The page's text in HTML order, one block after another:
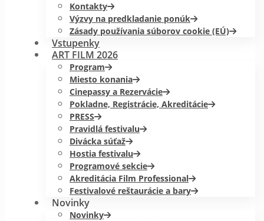
Kontakty
Výzvy na predkladanie ponúk
Zásady používania súborov cookie (EÚ)
Vstupenky
ART FILM 2026
Program
Miesto konania
Cinepassy a Rezervácie
Pokladne, Registrácie, Akreditácie
PRESS
Pravidlá festivalu
Divácka súťaž
Hostia festivalu
Programové sekcie
Akreditácia Film Professional
Festivalové reštaurácie a bary
Novinky
Novinky